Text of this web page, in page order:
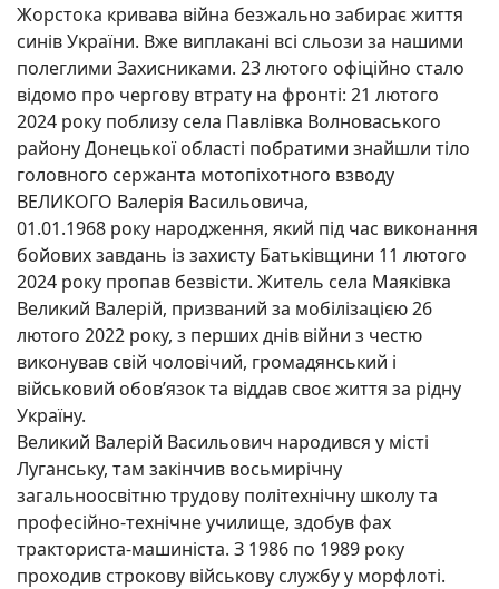
Жорстока кривава війна безжально забирає життя
синів України. Вже виплакані всі сльози за нашими
полеглими Захисниками. 23 лютого офіційно стало
відомо про чергову втрату на фронті: 21 лютого
2024 року поблизу села Павлівка Волноваського
району Донецької області побратими знайшли тіло
головного сержанта мотопіхотного взводу
ВЕЛИКОГО Валерія Васильовича,
01.01.1968 року народження, який під час виконання
бойових завдань із захисту Батьківщини 11 лютого
2024 року пропав безвісти. Житель села Маяківка
Великий Валерій, призваний за мобілізацією 26
лютого 2022 року, з перших днів війни з честю
виконував свій чоловічий, громадянський і
військовий обов’язок та віддав своє життя за рідну
Україну.
Великий Валерій Васильович народився у місті
Луганську, там закінчив восьмирічну
загальноосвітню трудову політехнічну школу та
професійно-технічне училище, здобув фах
тракториста-машиніста. З 1986 по 1989 року
проходив строкову військову службу у морфлоті.